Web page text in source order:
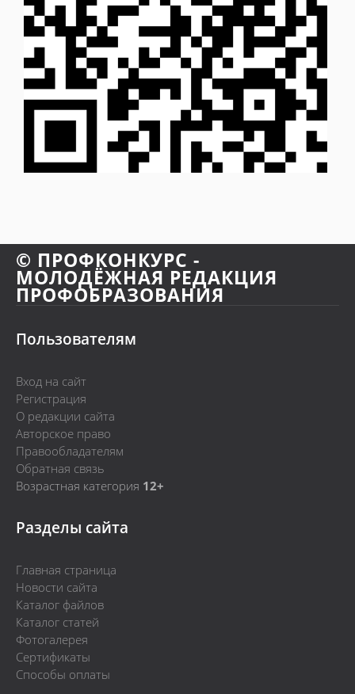
© ПРОФКОНКУРС -
МОЛОДЁЖНАЯ РЕДАКЦИЯ
ПРОФОБРАЗОВАНИЯ
Пользователям
Вход на сайт
Регистрация
О редакции сайта
Авторское право
Правообладателям
Обратная связь
Возрастная категория 12+
Разделы сайта
Главная страница
Новости сайта
Каталог файлов
Каталог статей
Фотогалерея
Сертификаты
Способы оплаты